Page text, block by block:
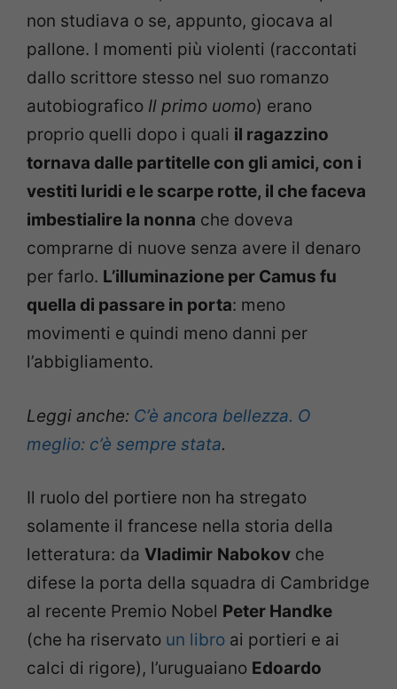
non studiava o se, appunto, giocava al
pallone. I momenti più violenti (raccontati
dallo scrittore stesso nel suo romanzo
autobiografico Il primo uomo) erano
proprio quelli dopo i quali il ragazzino
tornava dalle partitelle con gli amici, con i
vestiti luridi e le scarpe rotte, il che faceva
imbestialire la nonna che doveva
comprarne di nuove senza avere il denaro
per farlo. L’illuminazione per Camus fu
quella di passare in porta: meno
movimenti e quindi meno danni per
l’abbigliamento.
Leggi anche: C’è ancora bellezza. O
meglio: c’è sempre stata.
Il ruolo del portiere non ha stregato
solamente il francese nella storia della
letteratura: da Vladimir Nabokov che
difese la porta della squadra di Cambridge
al recente Premio Nobel Peter Handke
(che ha riservato un libro ai portieri e ai
calci di rigore), l’uruguaiano Edoardo